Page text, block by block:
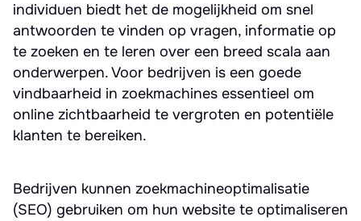
individuen biedt het de mogelijkheid om snel
antwoorden te vinden op vragen, informatie op
te zoeken en te leren over een breed scala aan
onderwerpen. Voor bedrijven is een goede
vindbaarheid in zoekmachines essentieel om
online zichtbaarheid te vergroten en potentiële
klanten te bereiken.
Bedrijven kunnen zoekmachineoptimalisatie
(SEO) gebruiken om hun website te optimaliseren